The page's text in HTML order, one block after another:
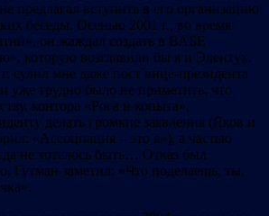
предлагал вступить в его организацию
беседы. Осенью 2001 г., во время
он жаждал создать в ВАБЕ
которую возглавили бы я и Элентух.
сулил мне даже пост вице-президента
уже трудно было не приметить, что
контора «Рога и копыта»,
делать громкие заявления (Яков и
«Ассоциация – это я»), а частью
не хотелось быть… Отказ был
Гутман заметил: «Что поделаешь, ты,